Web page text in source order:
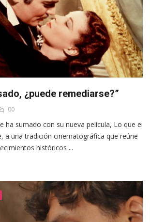
¿puede remediarse?”
00
ha sumado con su nueva película, Lo que el
a una tradición cinematográfica que reúne
históricos ...